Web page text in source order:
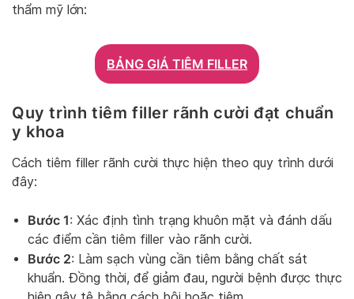
thẩm mỹ lớn:
BẢNG GIÁ TIÊM FILLER
Quy trình tiêm filler rãnh cười đạt chuẩn
y khoa
Cách tiêm filler rãnh cười thực hiện theo quy trình dưới
đây:
Bước 1: Xác định tình trạng khuôn mặt và đánh dấu
các điểm cần tiêm filler vào rãnh cười.
Bước 2: Làm sạch vùng cần tiêm bằng chất sát
khuẩn. Đồng thời, để giảm đau, người bệnh được thực